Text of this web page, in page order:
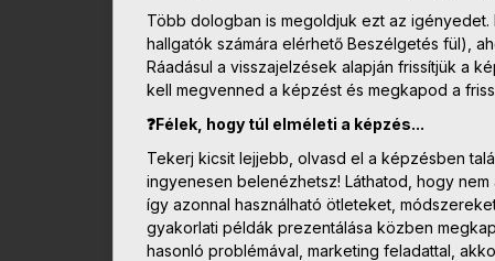
Több dologban is megoldjuk ezt az
hallgatók számára elérhető Beszélgetés fül),
Ráadásul a visszajelzések alapján frissítjük a
kell megvenned a képzést és megkapod a
❓Félek, hogy túl elméleti a képzés...
Tekerj kicsit lejjebb, olvasd el a képzésben
ingyenesen belenézhetsz! Láthatod, hogy
így azonnal használható ötleteket,
gyakorlati példák prezentálása közben
hasonló problémával, marketing feladattal,